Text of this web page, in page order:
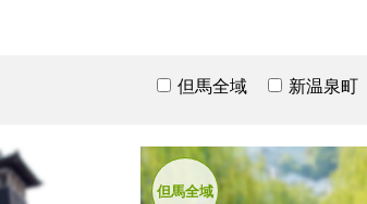
但馬全域 新温泉町
但馬全域